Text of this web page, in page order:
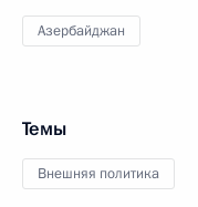
Азербайджан
Темы
Внешняя политика